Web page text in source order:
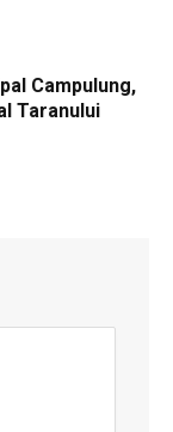
Campulung,
Taranului